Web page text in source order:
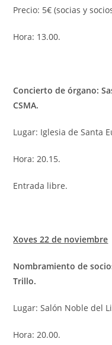
Precio: 5€ (socias y
Hora: 13.00.
Concierto de órgano:
CSMA.
Lugar: Iglesia de Santa
Hora: 20.15.
Entrada libre.
Xoves 22 de noviembre
Nombramiento de
Trillo.
Lugar: Salón Noble del
Hora: 20.00.